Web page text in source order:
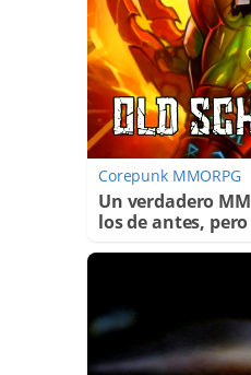
Corepunk MMORPG
Un verdadero
los de antes,